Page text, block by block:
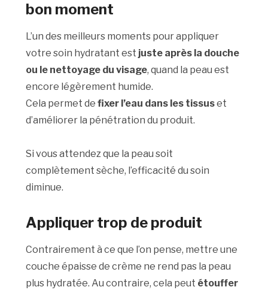
bon moment
L’un des meilleurs moments pour appliquer
votre soin hydratant est juste après la douche
ou le nettoyage du visage, quand la peau est
encore légèrement humide.
Cela permet defixer l’eau dans les tissuset
d’améliorer la pénétration du produit.
Si vous attendez que la peau soit
complètement sèche, l’efficacité du soin
diminue.
Appliquer trop de produit
Contrairement à ce que l’on pense, mettre une
couche épaisse de crème ne rend pas la peau
plus hydratée. Au contraire, cela peut étouffer